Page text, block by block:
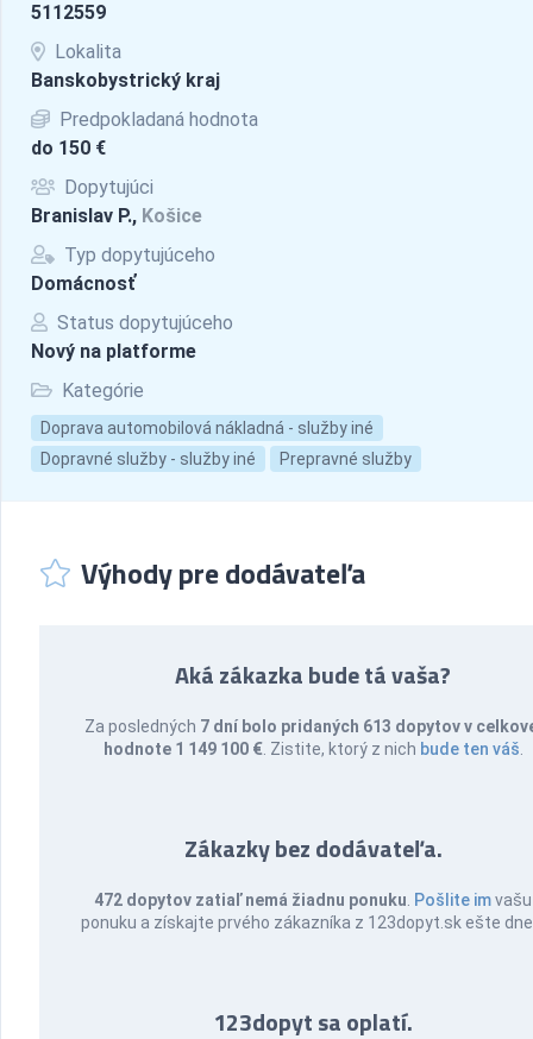
5112559
Lokalita
Banskobystrický kraj
Predpokladaná hodnota
do 150 €
Dopytujúci
Branislav P., Košice
Typ dopytujúceho
Domácnosť
Status dopytujúceho
Nový na platforme
Kategórie
Doprava automobilová nákladná - služby iné
Dopravné služby - služby iné
Prepravné služby
Výhody pre dodávateľa
Aká zákazka bude tá vaša?
Za posledných 7 dní bolo pridaných 613 dopytov v
hodnote 1 149 100 € . Zistite, ktorý z nich bude ten váš
Zákazky bez dodávateľa.
472 dopytov zatiaľ nemá žiadnu ponuku Pošlite imvašu
ponuku a získajte prvého zákazníka z 123dopyt.sk ešte
123dopyt sa oplatí.